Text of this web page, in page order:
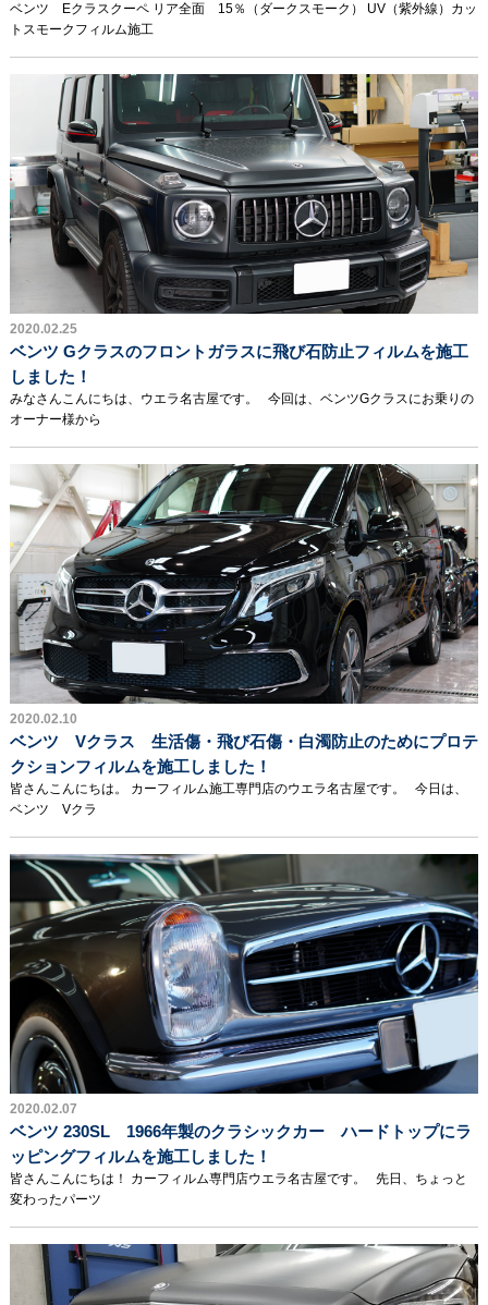
ベンツ Eクラスクーペ リア全面 15％（ダークスモーク） UV（紫外線）カッ
トスモークフィルム施工
2020.02.25
ベンツ Gクラスのフロントガラスに飛び石防止フィルムを施工
しました！
みなさんこんにちは、ウエラ名古屋です。 今回は、ベンツGクラスにお乗りの
オーナー様から
2020.02.10
ベンツ Vクラス 生活傷・飛び石傷・白濁防止のためにプロテ
クションフィルムを施工しました！
皆さんこんにちは。 カーフィルム施工専門店のウエラ名古屋です。 今日は、
ベンツ Vクラ
2020.02.07
ベンツ 230SL 1966年製のクラシックカー ハードトップにラ
ッピングフィルムを施工しました！
皆さんこんにちは！ カーフィルム専門店ウエラ名古屋です。 先日、ちょっと
変わったパーツ